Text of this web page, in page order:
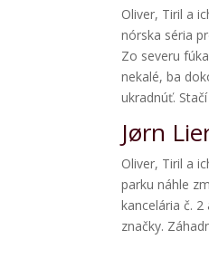
Oliver, Tiril a
nórska séria
Zo severu
nekalé, ba
ukradnúť.
Jørn
Oliver, Tiril a
parku náhle
kancelária č.
značky.